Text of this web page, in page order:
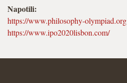
Napotili:
https://www.philosophy-olympiad.org
https://www.ipo2020lisbon.com/